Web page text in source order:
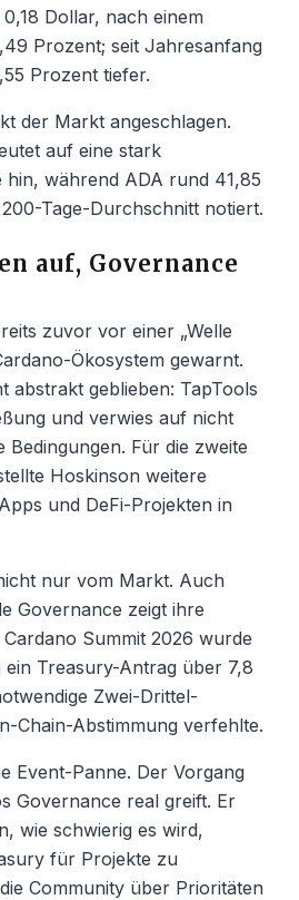
Dollar, nach einem
Prozent; seit Jahresanfang
Prozent tiefer.
der Markt angeschlagen.
auf eine stark
hin, während ADA rund 41,85
Tage-Durchschnitt notiert.
auf, Governance
zuvor vor einer „Welle
Ökosystem gewarnt.
abstrakt geblieben: TapTools
und verwies auf nicht
Bedingungen. Für die zweite
Hoskinson weitere
und DeFi-Projekten in
nur vom Markt. Auch
Governance zeigt ihre
Summit 2026 wurde
ein Treasury-Antrag über 7,8
Zwei-Drittel-
Chain-Abstimmung verfehlte.
Event-Panne. Der Vorgang
Governance real greift. Er
wie schwierig es wird,
für Projekte zu
Community über Prioritäten